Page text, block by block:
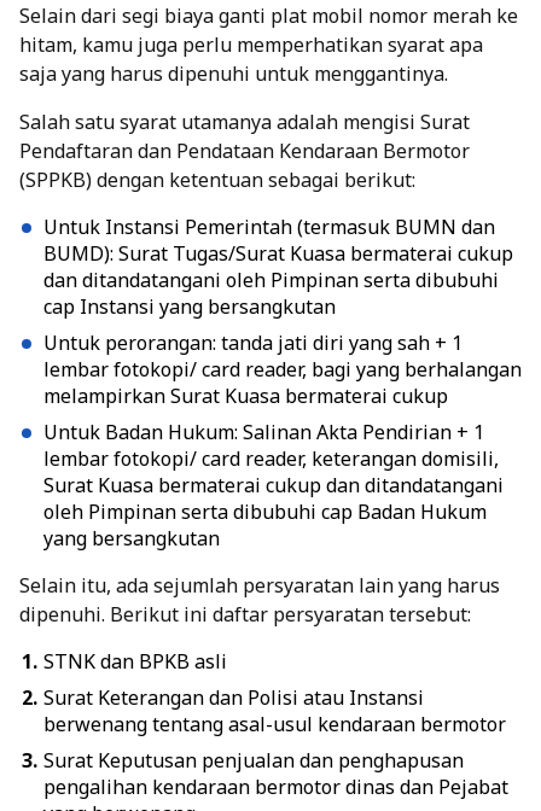
Selain dari segi biaya ganti plat mobil nomor merah ke
hitam, kamu juga perlu memperhatikan syarat apa
saja yang harus dipenuhi untuk menggantinya.
Salah satu syarat utamanya adalah mengisi Surat
Pendaftaran dan Pendataan Kendaraan Bermotor
(SPPKB) dengan ketentuan sebagai berikut:
Untuk Instansi Pemerintah (termasuk BUMN dan
BUMD): Surat Tugas/Surat Kuasa bermaterai cukup
dan ditandatangani oleh Pimpinan serta dibubuhi
cap Instansi yang bersangkutan
Untuk perorangan: tanda jati diri yang sah + 1
lembar fotokopi/ card reader, bagi yang berhalangan
melampirkan Surat Kuasa bermaterai cukup
Untuk Badan Hukum: Salinan Akta Pendirian + 1
lembar fotokopi/ card reader, keterangan domisili,
Surat Kuasa bermaterai cukup dan ditandatangani
oleh Pimpinan serta dibubuhi cap Badan Hukum
yang bersangkutan
Selain itu, ada sejumlah persyaratan lain yang harus
dipenuhi. Berikut ini daftar persyaratan tersebut:
STNK dan BPKB asli
Surat Keterangan dan Polisi atau Instansi
berwenang tentang asal-usul kendaraan bermotor
Surat Keputusan penjualan dan penghapusan
pengalihan kendaraan bermotor dinas dan Pejabat